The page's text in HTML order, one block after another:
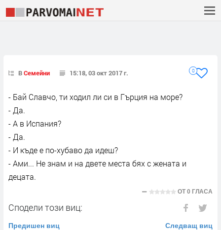
ВСемейни 15:18, 03 окт 2017 г. 0
- Бай Славчо, ти ходил ли си в Гърция на море?
- Да.
- А в Испания?
- Да.
- И къде е по-хубаво да идеш?
- Ами... Не знам и на двете места бях с жената и
децата.
ОТ0 ГЛАСА
Сподели този виц:
Предишен виц Следващ виц